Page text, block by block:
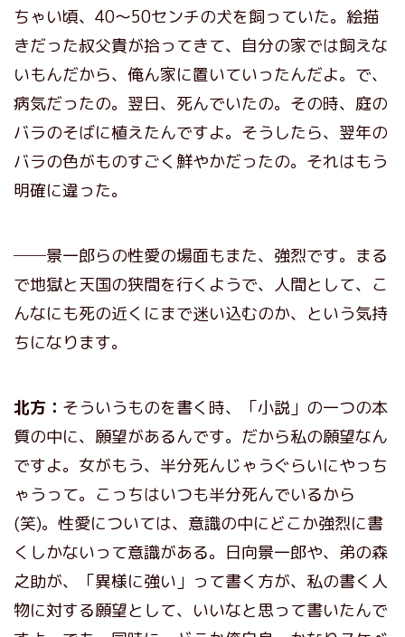
ちゃい頃、40～50センチの犬を飼っていた。絵描
きだった叔父貴が拾ってきて、自分の家では飼えな
いもんだから、俺ん家に置いていったんだよ。で、
病気だったの。翌日、死んでいたの。その時、庭の
バラのそばに植えたんですよ。そうしたら、翌年の
バラの色がものすごく鮮やかだったの。それはもう
明確に違った。
──景一郎らの性愛の場面もまた、強烈です。まる
で地獄と天国の狭間を行くようで、人間として、こ
んなにも死の近くにまで迷い込むのか、という気持
ちになります。
北方： そういうものを書く時、「小説」の一つの本
質の中に、願望があるんです。だから私の願望なん
ですよ。女がもう、半分死んじゃうぐらいにやっち
ゃうって。こっちはいつも半分死んでいるから
(笑)。性愛については、意識の中にどこか強烈に書
くしかないって意識がある。日向景一郎や、弟の森
之助が、「異様に強い」って書く方が、私の書く人
物に対する願望として、いいなと思って書いたんで